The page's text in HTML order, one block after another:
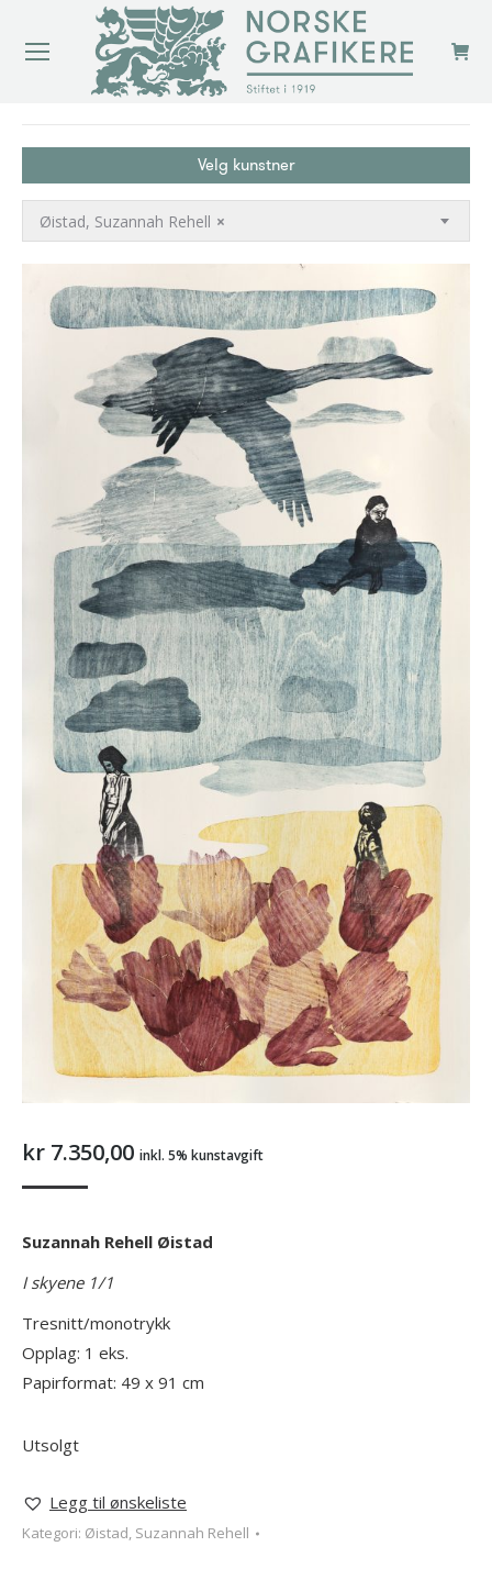
Velg kunstner
×
Øistad, Suzannah Rehell
kr 7.350,00 inkl. 5% kunstavgift
Suzannah Rehell Øistad
Iskyene 1/1
Tresnitt/monotrykk
Opplag: 1 eks.
Papirformat: 49 x 91 cm
Utsolgt
Legg til ønskeliste
Kategori: Øistad, Suzannah Rehell